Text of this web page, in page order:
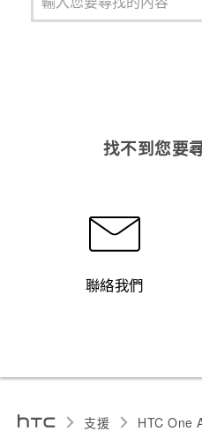
找不到您要
聯絡我們
支援 HTC One